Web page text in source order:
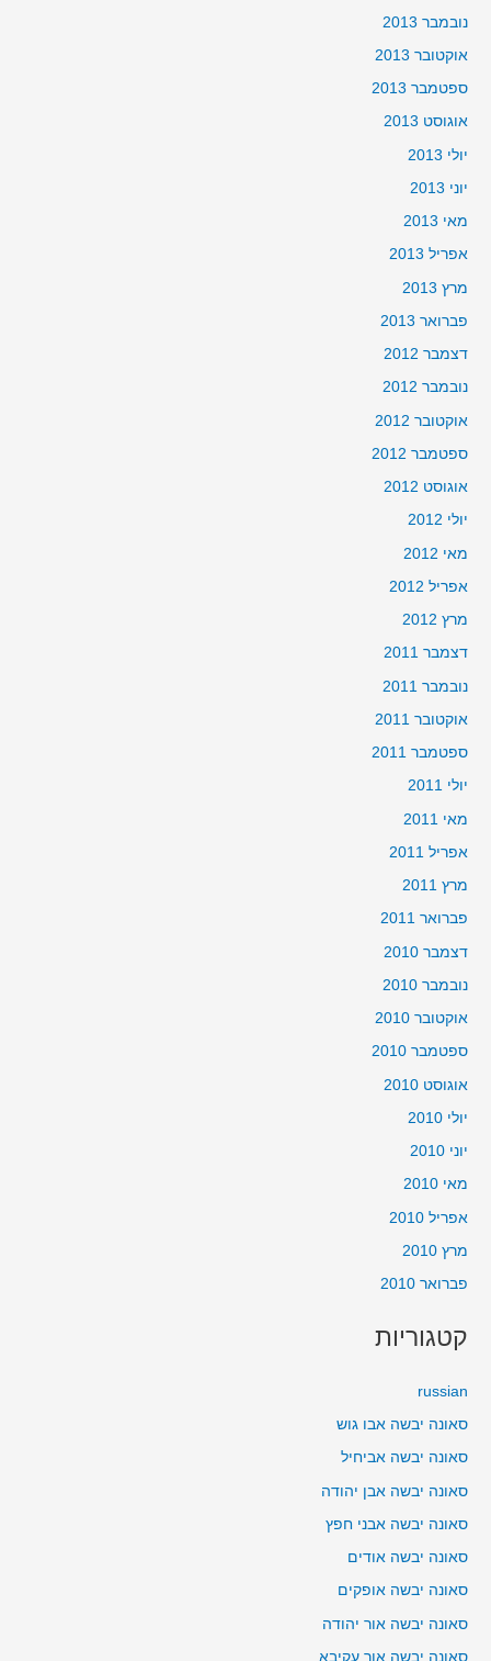
נובמבר 2013
אוקטובר 2013
ספטמבר 2013
אוגוסט 2013
יולי 2013
יוני 2013
מאי 2013
אפריל 2013
מרץ 2013
פברואר 2013
דצמבר 2012
נובמבר 2012
אוקטובר 2012
ספטמבר 2012
אוגוסט 2012
יולי 2012
מאי 2012
אפריל 2012
מרץ 2012
דצמבר 2011
נובמבר 2011
אוקטובר 2011
ספטמבר 2011
יולי 2011
מאי 2011
אפריל 2011
מרץ 2011
פברואר 2011
דצמבר 2010
נובמבר 2010
אוקטובר 2010
ספטמבר 2010
אוגוסט 2010
יולי 2010
יוני 2010
מאי 2010
אפריל 2010
מרץ 2010
פברואר 2010
קטגוריות
russian
סאונה יבשה אבו גוש
סאונה יבשה אביחיל
סאונה יבשה אבן יהודה
סאונה יבשה אבני חפץ
סאונה יבשה אודים
סאונה יבשה אופקים
סאונה יבשה אור יהודה
סאונה יבשה אור עקיבא